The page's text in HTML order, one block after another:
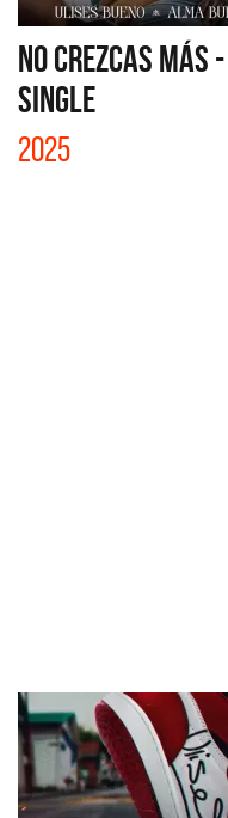
NO CREZCAS MÁS -
SINGLE
2025